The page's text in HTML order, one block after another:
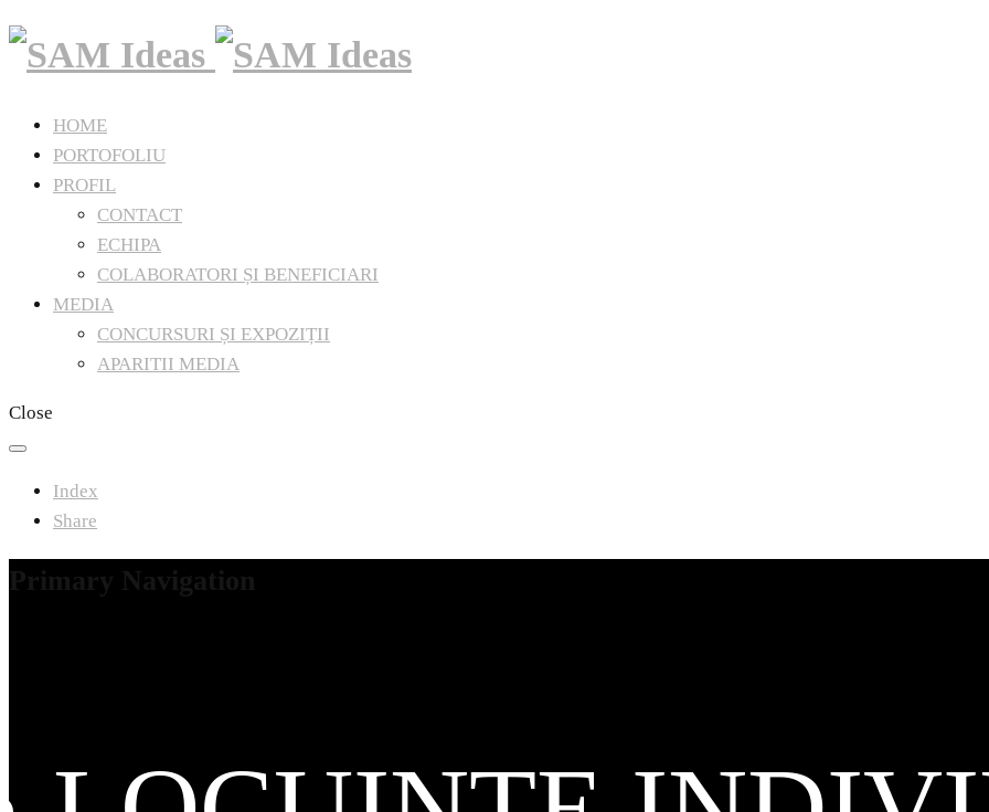
HOME
PORTOFOLIU
PROFIL
CONTACT
ECHIPA
COLABORATORI ȘI BENEFICIARI
MEDIA
CONCURSURI ȘI EXPOZIȚII
APARITII MEDIA
Close
Index
Share